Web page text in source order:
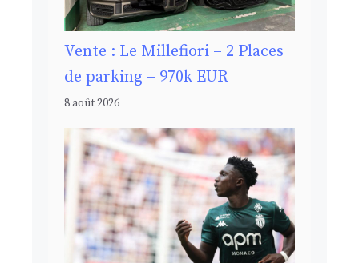
Vente : Le Millefiori – 2 Places
de parking – 970k EUR
8 août 2026